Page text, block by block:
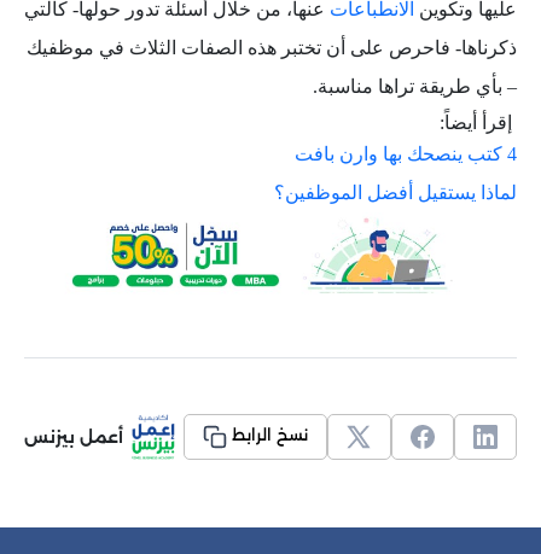
عليها وتكوين الانطباعات عنها، من خلال أسئلة تدور حولها- كالتي
ذكرناها- فاحرص على أن تختبر هذه الصفات الثلاث في موظفيك
– بأي طريقة تراها مناسبة.
إقرأ أيضاً:
4 كتب ينصحك بها وارن بافت
لماذا يستقيل أفضل الموظفين؟
نسخ الرابط أعمل بيزنس